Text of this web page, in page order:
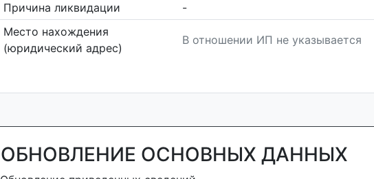
Причина ликвидации
-
Место нахождения
(юридический адрес)
В отношении ИП не указывается
ОБНОВЛЕНИЕ ОСНОВНЫХ ДАННЫХ